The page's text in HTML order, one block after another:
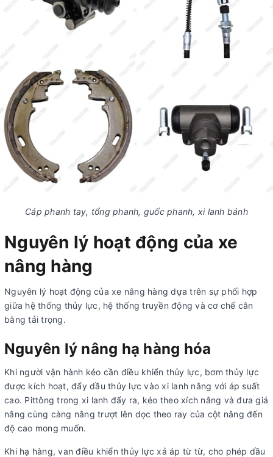
Cáp phanh tay, tổng phanh, guốc phanh, xi lanh bánh
Nguyên lý hoạt động của xe
nâng hàng
Nguyên lý hoạt động của xe nâng hàng dựa trên sự phối hợp
giữa hệ thống thủy lực, hệ thống truyền động và cơ chế cân
bằng tải trọng.
Nguyên lý nâng hạ hàng hóa
Khi người vận hành kéo cần điều khiển thủy lực, bơm thủy lực
được kích hoạt, đẩy dầu thủy lực vào xi lanh nâng với áp suất
cao. Pittông trong xi lanh đẩy ra, kéo theo xích nâng và đưa giá
nâng cùng càng nâng trượt lên dọc theo ray của cột nâng đến
độ cao mong muốn.
Khi hạ hàng, van điều khiển thủy lực xả áp từ từ, cho phép dầu